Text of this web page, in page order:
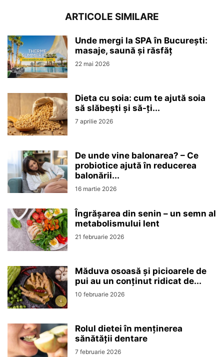
ARTICOLE SIMILARE
Unde mergi la SPA în București:
masaje, saună și răsfăț
22 mai 2026
Dieta cu soia: cum te ajută soia
să slăbești și să-ți...
7 aprilie 2026
De unde vine balonarea? – Ce
probiotice ajută în reducerea
balonării...
16 martie 2026
Îngrășarea din senin – un semn al
metabolismului lent
21 februarie 2026
Măduva osoasă și picioarele de
pui au un conținut ridicat de...
10 februarie 2026
Rolul dietei în menținerea
sănătății dentare
7 februarie 2026